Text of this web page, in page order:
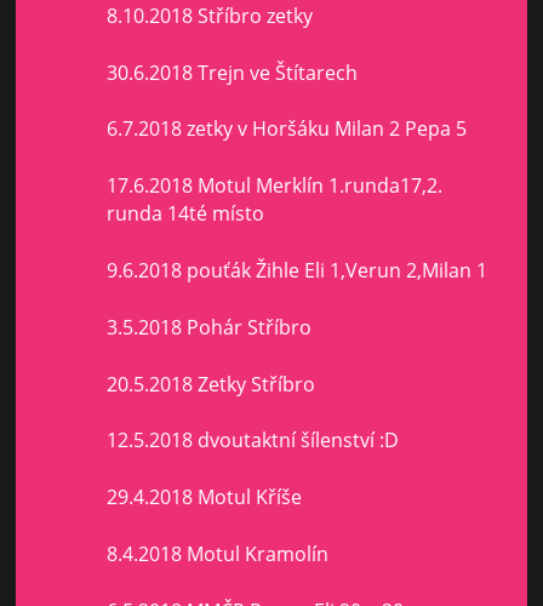
8.10.2018 Stříbro zetky
30.6.2018 Trejn ve Štítarech
6.7.2018 zetky v Horšáku Milan 2 Pepa 5
17.6.2018 Motul Merklín 1.runda17,2.
runda 14té místo
9.6.2018 pouťák Žihle Eli 1,Verun 2,Milan 1
3.5.2018 Pohár Stříbro
20.5.2018 Zetky Stříbro
12.5.2018 dvoutaktní šílenství :D
29.4.2018 Motul Kříše
8.4.2018 Motul Kramolín